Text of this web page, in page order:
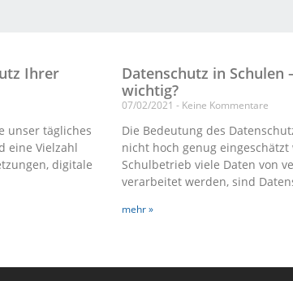
Ihrer
unser tägliches
eine Vielzahl
digitale
Datenschutz in Schulen
wichtig?
07/02/2021 Keine Kommentare
Die Bedeutung des
nicht hoch genug eingeschätzt
Schulbetrieb viele Daten von
verarbeitet werden, sind
mehr »